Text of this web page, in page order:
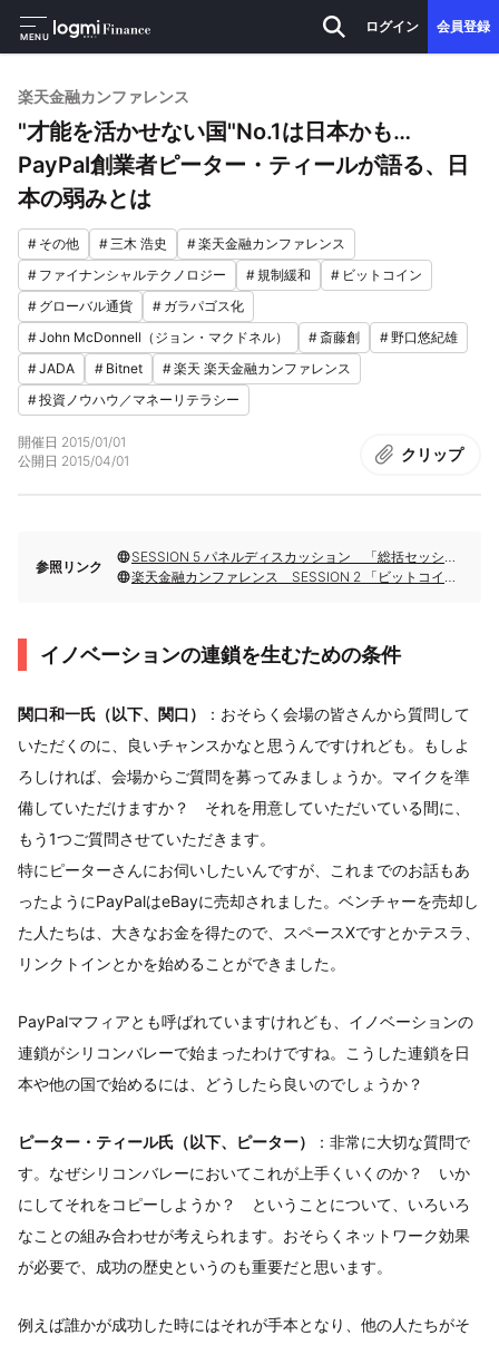
MENU
ログイン 会員登録
楽天金融カンファレンス
"才能を活かせない国"No.1は日本かも…
PayPal創業者ピーター・ティールが語る、日
本の弱みとは
# その他 #三木 浩史 #楽天金融カンファレンス
# ファイナンシャルテクノロジー #規制緩和 # ビットコイン
# グローバル通貨 # ガラパゴス化
#John McDonnell（ジョン・マクドネル） #斎藤創 #野口悠紀雄
#JADA # Bitnet #楽天 楽天金融カンファレンス
#投資ノウハウ／マネーリテラシー
開催日 2015/01/01
公開日 2015/04/01 クリップ
参照リンク
SESSION 5 パネルディスカッション 「総括セッション技術革新が生む新たなる金融サービス像」
楽天金融カンファレンス SESSION 2 「ビットコインの台頭」
イノベーションの連鎖を生むための条件
関口和一氏（以下、関口）
：おそらく会場の皆さんから質問して
いただくのに、良いチャンスかなと思うんですけれども。もしよ
ろしければ、会場からご質問を募ってみましょうか。マイクを準
備していただけますか？ それを用意していただいている間に、
もう1つご質問させていただきます。
特にピーターさんにお伺いしたいんですが、これまでのお話もあ
ったようにPayPalはeBayに売却されました。ベンチャーを売却し
た人たちは、大きなお金を得たので、スペースXですとかテスラ、
リンクトインとかを始めることができました。
PayPalマフィアとも呼ばれていますけれども、イノベーションの
連鎖がシリコンバレーで始まったわけですね。こうした連鎖を日
本や他の国で始めるには、どうしたら良いのでしょうか？
ピーター・ティール氏（以下、ピーター）
：非常に大切な質問で
す。なぜシリコンバレーにおいてこれが上手くいくのか？ いか
にしてそれをコピーしようか？ ということについて、いろいろ
なことの組み合わせが考えられます。おそらくネットワーク効果
が必要で、成功の歴史というのも重要だと思います。
例えば誰かが成功した時にはそれが手本となり、他の人たちがそ